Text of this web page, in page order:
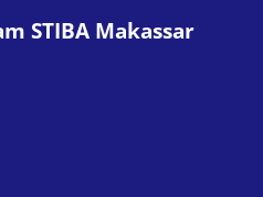
STIBA Makassar